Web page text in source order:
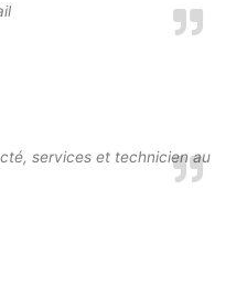
services et technicien au